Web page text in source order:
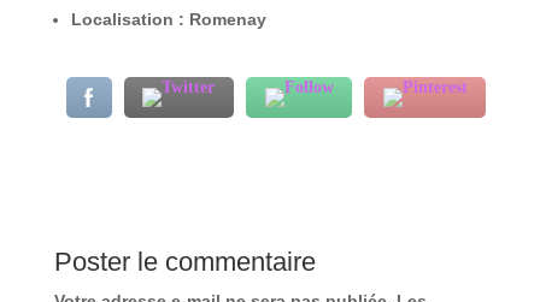
Localisation : Romenay
Poster le commentaire